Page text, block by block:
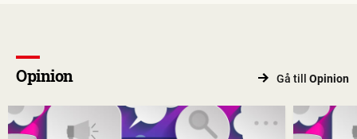
Opinion Gå till Opinion